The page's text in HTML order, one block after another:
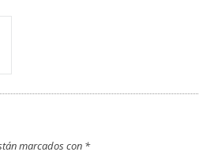
marcados con *